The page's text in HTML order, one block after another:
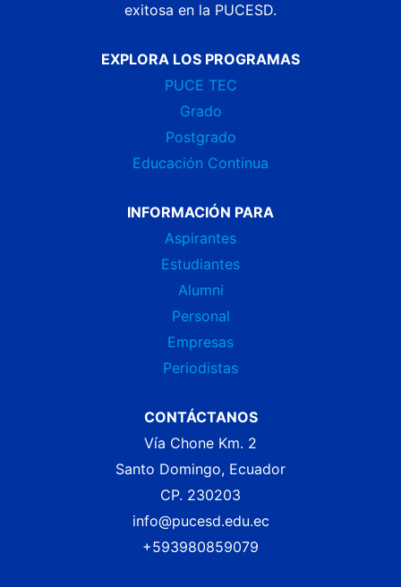
exitosa en la PUCESD.
EXPLORA LOS PROGRAMAS
PUCE TEC
Grado
Postgrado
Educación Continua
INFORMACIÓN PARA
Aspirantes
Estudiantes
Alumni
Personal
Empresas
Periodistas
CONTÁCTANOS
Vía Chone Km. 2
Santo Domingo, Ecuador
CP. 230203
info@pucesd.edu.ec
+593980859079